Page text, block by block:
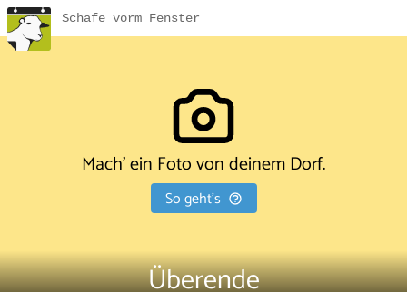
Schafe vorm Fenster
Mach' ein Foto von deinem Dorf.
So geht's
Überende